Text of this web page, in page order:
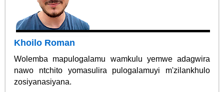
Khoilo Roman
Wolemba mapulogalamu wamkulu yemwe adagwira
nawo ntchito yomasulira pulogalamuyi m'zilankhulo
zosiyanasiyana.